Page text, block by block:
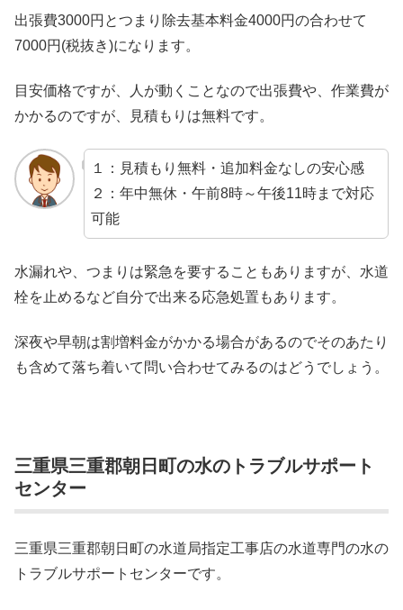
出張費3000円とつまり除去基本料金4000円の合わせて
7000円(税抜き)になります。
目安価格ですが、人が動くことなので出張費や、作業費が
かかるのですが、見積もりは無料です。
１：見積もり無料・追加料金なしの安心感
２：年中無休・午前8時～午後11時まで対応
可能
水漏れや、つまりは緊急を要することもありますが、水道
栓を止めるなど自分で出来る応急処置もあります。
深夜や早朝は割増料金がかかる場合があるのでそのあたり
も含めて落ち着いて問い合わせてみるのはどうでしょう。
三重県三重郡朝日町の水のトラブルサポート
センター
三重県三重郡朝日町の水道局指定工事店の水道専門の水の
トラブルサポートセンターです。